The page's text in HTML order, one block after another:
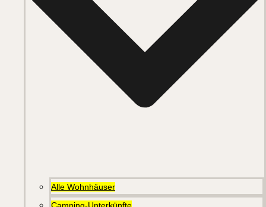
Alle Wohnhäuser